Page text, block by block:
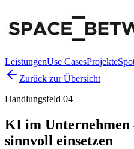
LeistungenUse CasesProjekte
Zurück zur Übersicht
Handlungsfeld 04
KI im Unternehmen
sinnvoll einsetzen